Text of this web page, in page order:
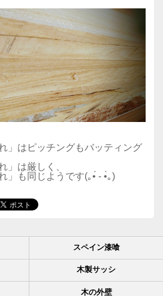
」はピッチングもバッティング
」は厳しく、
」も同じようです(｡•́ - •̀｡)
スペイン漆喰
木製サッシ
木の外壁